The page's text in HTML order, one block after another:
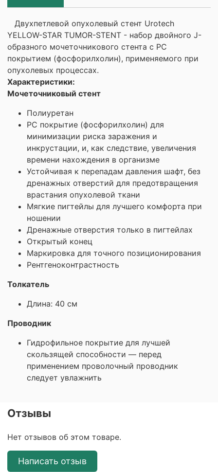
Двухпетлевой опухолевый стент Urotech
YELLOW-STAR TUMOR-STENT - набор двойного J-
образного мочеточникового стента с РС
покрытием (фосфорилхолин), применяемого при
опухолевых процессах.
Характеристики:
Мочеточниковый стент
Полиуретан
РС покрытие (фосфорилхолин) для
минимизации риска заражения и
инкрустации, и, как следствие, увеличения
времени нахождения в организме
Устойчивая к перепадам давления шафт, без
дренажных отверстий для предотвращения
врастания опухолевой ткани
Мягкие пигтейлы для лучшего комфорта при
ношении
Дренажные отверстия только в пигтейлах
Открытый конец
Маркировка для точного позиционирования
Рентгеноконтрастность
Толкатель
Длина: 40 см
Проводник
Гидрофильное покрытие для лучшей
скользящей способности — перед
применением проволочный проводник
следует увлажнить
Отзывы
Нет отзывов об этом товаре.
Написать отзыв